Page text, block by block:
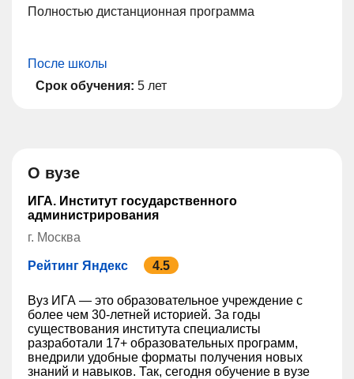
Полностью дистанционная программа
После школы
Срок обучения: 5 лет
О вузе
ИГА. Институт государственного
администрирования
г. Москва
Рейтинг Яндекс 4.5
Вуз ИГА — это образовательное учреждение с
более чем 30-летней историей. За годы
существования института специалисты
разработали 17+ образовательных программ,
внедрили удобные форматы получения новых
знаний и навыков. Так, сегодня обучение в вузе